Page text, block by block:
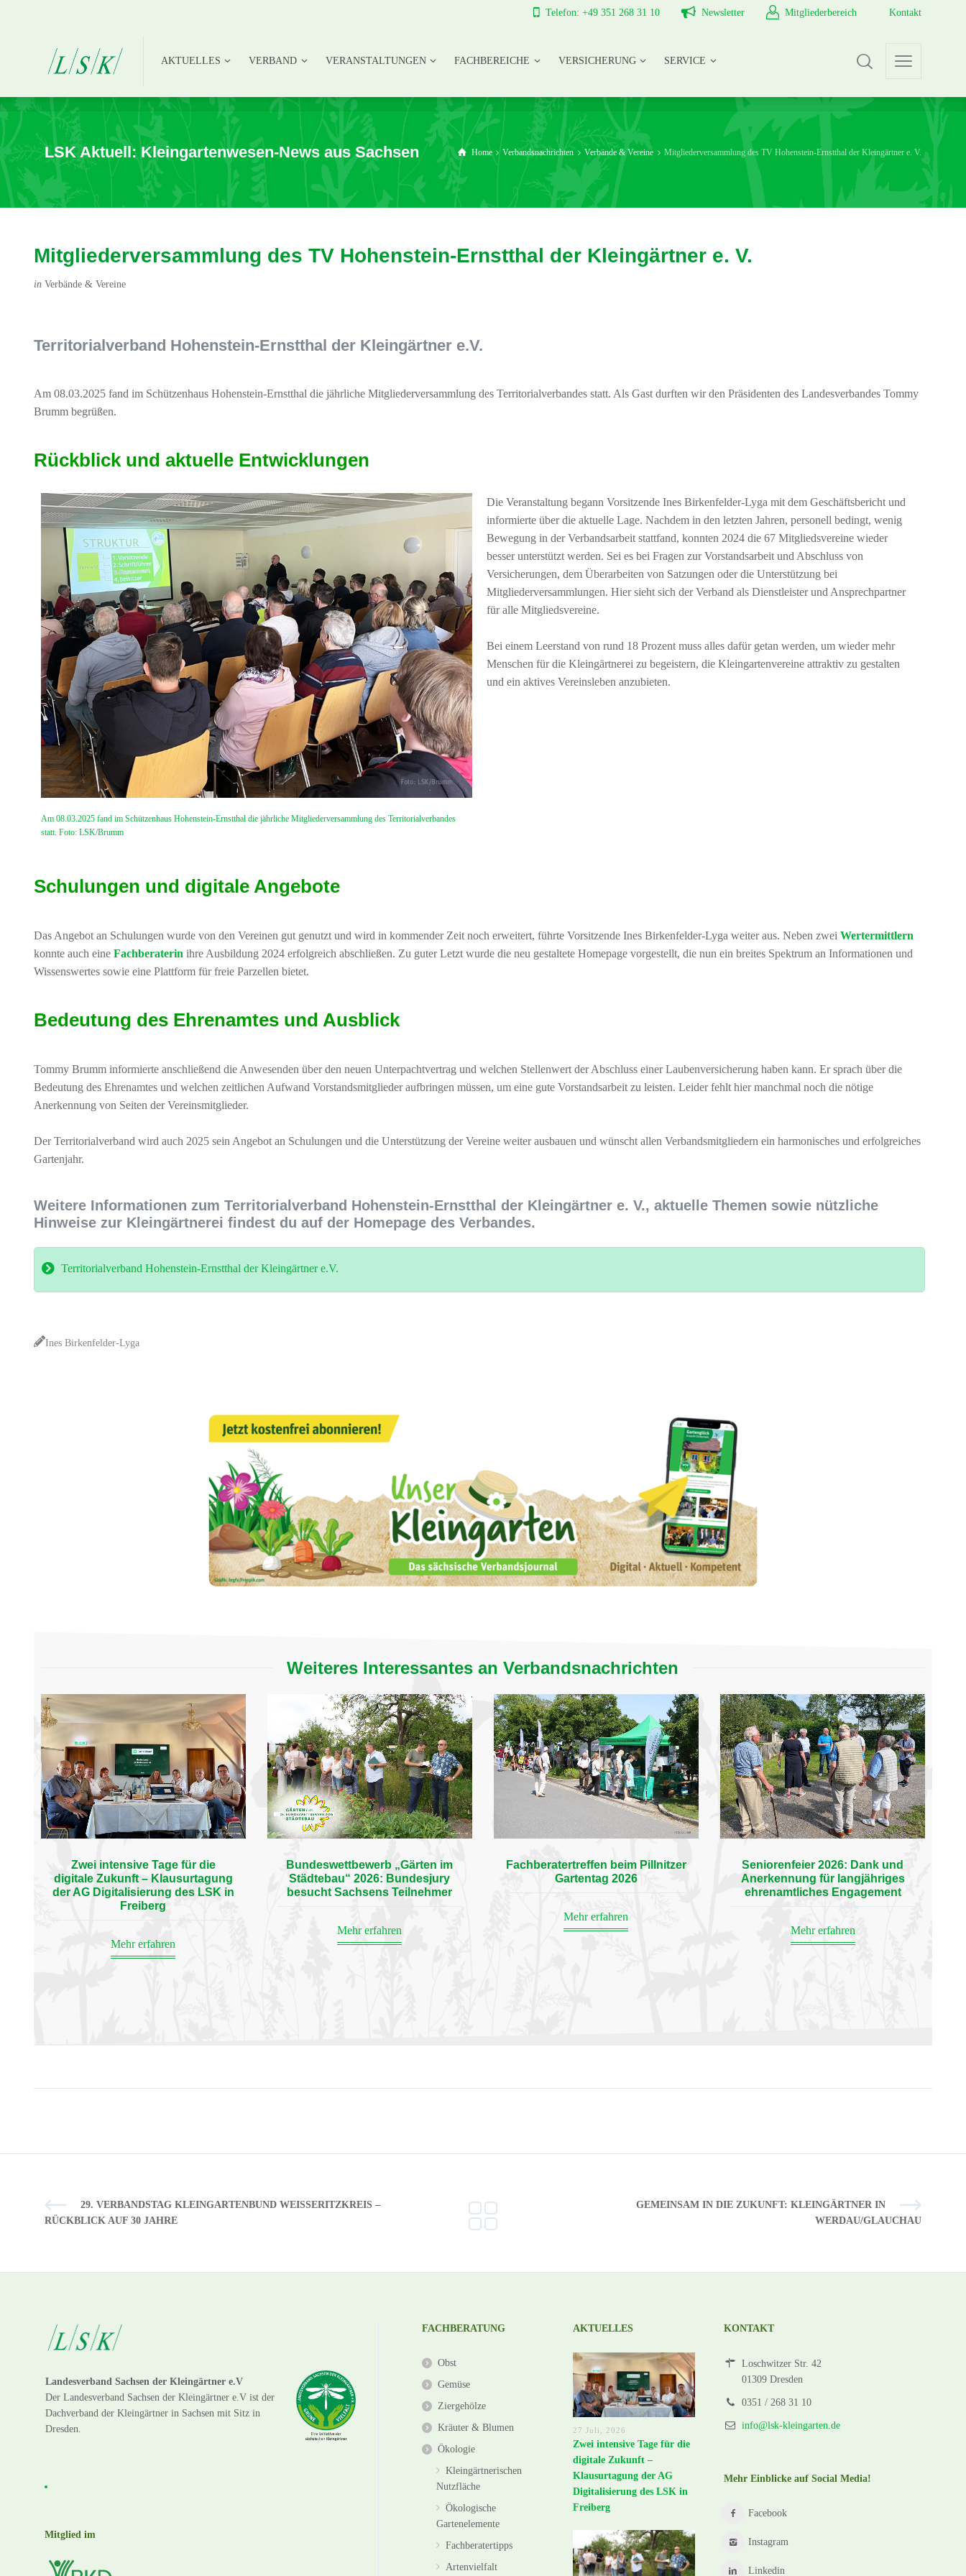
Telefon: +49 351 268 31 10 Newsletter Mitgliederbereich Kontakt
AKTUELLES VERBAND VERANSTALTUNGEN FACHBEREICHE VERSICHERUNG SERVICE
SERVICE
LSK Aktuell: Kleingartenwesen-News aus Sachsen Home Verbandsnachrichten Verbände & Vereine Mitgliederversammlung des TV Hohenstein-Ernstthal der Kleingärtner e. V.
Mitgliederversammlung des TV Hohenstein-Ernstthal der Kleingärtner e. V.
in Verbände & Vereine
Territorialverband Hohenstein-Ernstthal der Kleingärtner e.V.
Am 08.03.2025 fand im Schützenhaus Hohenstein-Ernstthal die jährliche Mitgliederversammlung des Territorialverbandes statt. Als Gast durften wir den Präsidenten des Landesverbandes Tommy
Brumm begrüßen.
Rückblick und aktuelle Entwicklungen
Am 08.03.2025 fand im Schützenhaus Hohenstein-Ernstthal die jährliche Mitgliederversammlung des Territorialverbandes
statt. Foto: LSK/Brumm
Die Veranstaltung begann Vorsitzende Ines Birkenfelder-Lyga mit dem Geschäftsbericht und
informierte über die aktuelle Lage. Nachdem in den letzten Jahren, personell bedingt, wenig
Bewegung in der Verbandsarbeit stattfand, konnten 2024 die 67 Mitgliedsvereine wieder
besser unterstützt werden. Sei es bei Fragen zur Vorstandsarbeit und Abschluss von
Versicherungen, dem Überarbeiten von Satzungen oder die Unterstützung bei
Mitgliederversammlungen. Hier sieht sich der Verband als Dienstleister und Ansprechpartner
für alle Mitgliedsvereine.
Bei einem Leerstand von rund 18 Prozent muss alles dafür getan werden, um wieder mehr
Menschen für die Kleingärtnerei zu begeistern, die Kleingartenvereine attraktiv zu gestalten
und ein aktives Vereinsleben anzubieten.
Schulungen und digitale Angebote
Das Angebot an Schulungen wurde von den Vereinen gut genutzt und wird in kommender Zeit noch erweitert, führte Vorsitzende Ines Birkenfelder-Lyga weiter aus. Neben zwei Wertermittlern
konnte auch eine Fachberaterin ihre Ausbildung 2024 erfolgreich abschließen. Zu guter Letzt wurde die neu gestaltete Homepage vorgestellt, die nun ein breites Spektrum an Informationen und
Wissenswertes sowie eine Plattform für freie Parzellen bietet.
Bedeutung des Ehrenamtes und Ausblick
Tommy Brumm informierte anschließend die Anwesenden über den neuen Unterpachtvertrag und welchen Stellenwert der Abschluss einer Laubenversicherung haben kann. Er sprach über die
Bedeutung des Ehrenamtes und welchen zeitlichen Aufwand Vorstandsmitglieder aufbringen müssen, um eine gute Vorstandsarbeit zu leisten. Leider fehlt hier manchmal noch die nötige
Anerkennung von Seiten der Vereinsmitglieder.
Der Territorialverband wird auch 2025 sein Angebot an Schulungen und die Unterstützung der Vereine weiter ausbauen und wünscht allen Verbandsmitgliedern ein harmonisches und erfolgreiches
Gartenjahr.
Weitere Informationen zum Territorialverband Hohenstein-Ernstthal der Kleingärtner e. V., aktuelle Themen sowie nützliche
Hinweise zur Kleingärtnerei findest du auf der Homepage des Verbandes.
Territorialverband Hohenstein-Ernstthal der Kleingärtner e.V.
Ines Birkenfelder-Lyga
Weiteres Interessantes an Verbandsnachrichten
Zwei intensive Tage für die
digitale Zukunft – Klausurtagung
der AG Digitalisierung des LSK in
Freiberg
Mehr erfahren
Bundeswettbewerb „Gärten im
Städtebau“ 2026: Bundesjury
besucht Sachsens Teilnehmer
Mehr erfahren
Fachberatertreffen beim Pillnitzer
Gartentag 2026
Mehr erfahren
Seniorenfeier 2026: Dank und
Anerkennung für langjähriges
ehrenamtliches Engagement
Mehr erfahren
29. VERBANDSTAG KLEINGARTENBUND WEISSERITZKREIS – R
ÜCKBLICK AUF 30 JAHRE
GEMEINSAM IN DIE ZUKUNFT: KLEINGÄRTNER IN
WERDAU/GLAUCHAU
Landesverband Sachsen der Kleingärtner e.V
Der Landesverband Sachsen der Kleingärtner e.V ist der
Dachverband der Kleingärtner in Sachsen mit Sitz in
Dresden.
Mitglied im
FACHBERATUNG
Obst
Gemüse
Ziergehölze
Kräuter & Blumen
Ökologie
Kleingärtnerischen
Nutzfläche
Ökologische
Gartenelemente
Fachberatertipps
Artenvielfalt
AKTUELLES
27 Juli, 2026
Zwei intensive Tage für die
digitale Zukunft –
Klausurtagung der AG
Digitalisierung des LSK in
Freiberg
KONTAKT
Loschwitzer Str. 42
01309 Dresden
0351 / 268 31 10
info@lsk-kleingarten.de
Mehr Einblicke auf Social Media!
Facebook
Instagram
Linkedin